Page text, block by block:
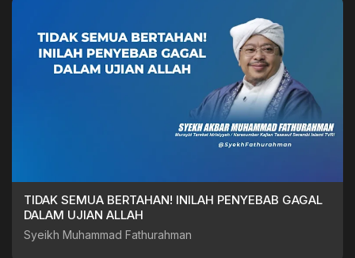
TIDAK SEMUA BERTAHAN! INILAH PENYEBAB GAGAL
DALAM UJIAN ALLAH
Syeikh Muhammad Fathurahman